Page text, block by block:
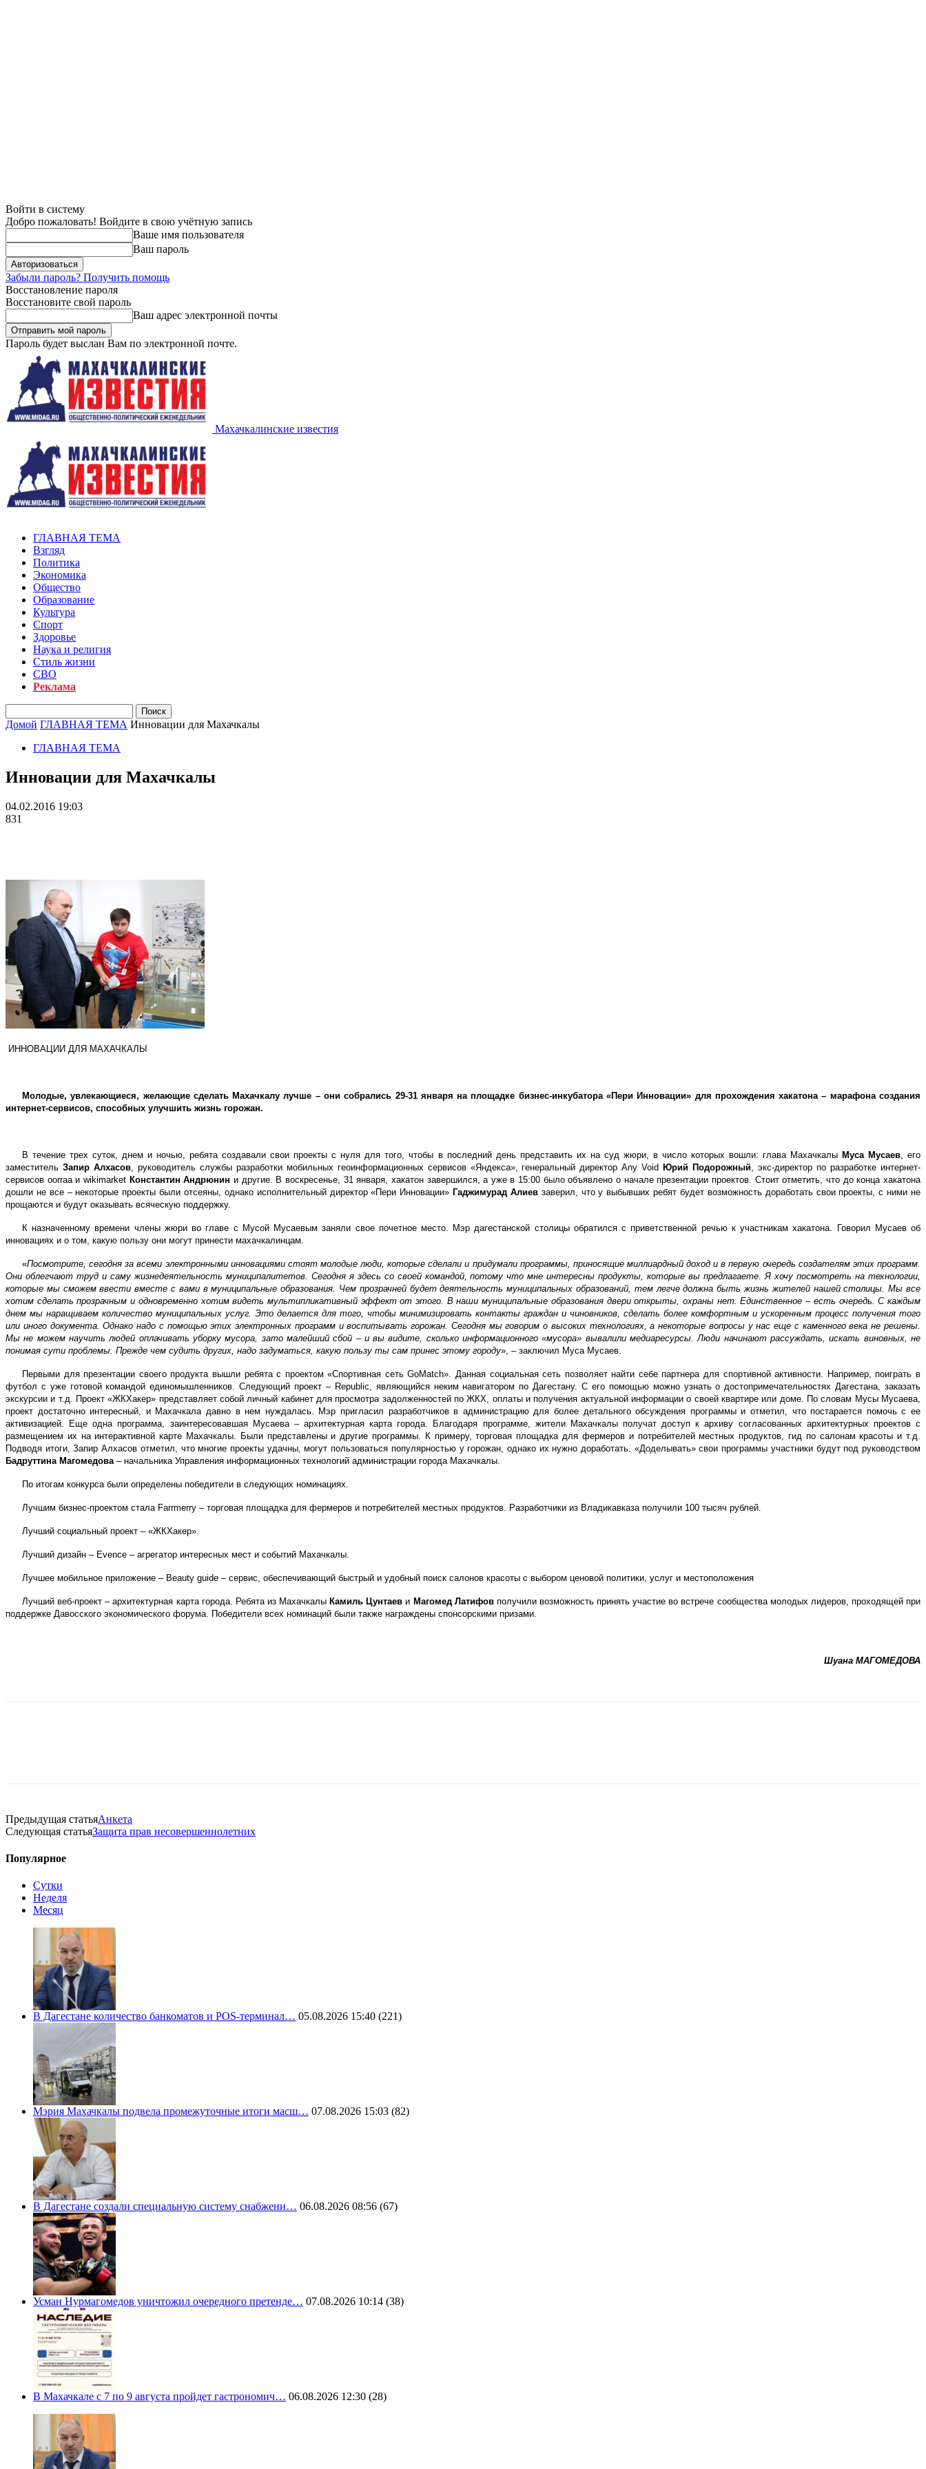
Войти в систему
Добро пожаловать! Войдите в свою учётную запись
Ваше имя пользователя
Ваш пароль
Забыли пароль? Получить помощь
Восстановление пароля
Восстановите свой пароль
Ваш адрес электронной почты
Пароль будет выслан Вам по электронной почте.
Махачкалинские известия
ГЛАВНАЯ ТЕМА
Взгляд
Политика
Экономика
Общество
Образование
Культура
Спорт
Здоровье
Наука и религия
Стиль жизни
СВО
Реклама
Домой ГЛАВНАЯ ТЕМА Инновации для Махачкалы
ГЛАВНАЯ ТЕМА
Инновации для Махачкалы
04.02.2016 19:03
831
ИННОВАЦИИ ДЛЯ МАХАЧКАЛЫ
Молодые, увлекающиеся, желающие сделать Махачкалу лучше – они собрались 29-31 января на площадке бизнес-инкубатора «Пери Инновации» для прохождения хакатона – марафона создания
интернет-сервисов, способных улучшить жизнь горожан.
В течение трех суток, днем и ночью, ребята создавали свои проекты с нуля для того, чтобы в последний день представить их на суд жюри, в число которых вошли: глава Махачкалы Муса Мусаев, его
заместитель Запир Алхасов, руководитель службы разработки мобильных геоинформационных сервисов «Яндекса», генеральный директор Any Void Юрий Подорожный , экс-директор по разработке интернет-
сервисов oorraa и wikimarket Константин Андрюнин и другие. В воскресенье, 31 января, хакатон завершился, а уже в 15:00 было объявлено о начале презентации проектов. Стоит отметить, что до конца хакатона
дошли не все – некоторые проекты были отсеяны, однако исполнительный директор «Пери Инновации» Гаджимурад Алиевзаверил, что у выбывших ребят будет возможность доработать свои проекты, с ними не
прощаются и будут оказывать всяческую поддержку.
К назначенному времени члены жюри во главе с Мусой Мусаевым заняли свое почетное место. Мэр дагестанской столицы обратился с приветственной речью к участникам хакатона. Говорил Мусаев об
инновациях и о том, какую пользу они могут принести махачкалинцам.
«Посмотрите, сегодня за всеми электронными инновациями стоят молодые люди, которые сделали и придумали программы, приносящие миллиардный доход и в первую очередь создателям этих программ.
Они облегчают труд и саму жизнедеятельность муниципалитетов. Сегодня я здесь со своей командой, потому что мне интересны продукты, которые вы предлагаете. Я хочу посмотреть на технологии,
которые мы сможем ввести вместе с вами в муниципальные образования. Чем прозрачней будет деятельность муниципальных образований, тем легче должна быть жизнь жителей нашей столицы. Мы все
хотим сделать прозрачным и одновременно хотим видеть мультипликативный эффект от этого. В наши муниципальные образования двери открыты, охраны нет. Единственное – есть очередь. С каждым
днем мы наращиваем количество муниципальных услуг. Это делается для того, чтобы минимизировать контакты граждан и чиновников, сделать более комфортным и ускоренным процесс получения того
или иного документа. Однако надо с помощью этих электронных программ и воспитывать горожан. Сегодня мы говорим о высоких технологиях, а некоторые вопросы у нас еще с каменного века не решены.
Мы не можем научить людей оплачивать уборку мусора, зато малейший сбой – и вы видите, сколько информационного «мусора» вывалили медиаресурсы. Люди начинают рассуждать, искать виновных, не
понимая сути проблемы. Прежде чем судить других, надо задуматься, какую пользу ты сам принес этому городу», – заключил Муса Мусаев.
Первыми для презентации своего продукта вышли ребята с проектом «Спортивная сеть GoMatch». Данная социальная сеть позволяет найти себе партнера для спортивной активности. Например, поиграть в
футбол с уже готовой командой единомышленников. Следующий проект – Republic, являющийся неким навигатором по Дагестану. С его помощью можно узнать о достопримечательностях Дагестана, заказать
экскурсии и т.д. Проект «ЖКХакер» представляет собой личный кабинет для просмотра задолженностей по ЖКХ, оплаты и получения актуальной информации о своей квартире или доме. По словам Мусы Мусаева,
проект достаточно интересный, и Махачкала давно в нем нуждалась. Мэр пригласил разработчиков в администрацию для более детального обсуждения программы и отметил, что постарается помочь с ее
активизацией. Еще одна программа, заинтересовавшая Мусаева – архитектурная карта города. Благодаря программе, жители Махачкалы получат доступ к архиву согласованных архитектурных проектов с
размещением их на интерактивной карте Махачкалы. Были представлены и другие программы. К примеру, торговая площадка для фермеров и потребителей местных продуктов, гид по салонам красоты и т.д.
Подводя итоги, Запир Алхасов отметил, что многие проекты удачны, могут пользоваться популярностью у горожан, однако их нужно доработать. «Доделывать» свои программы участники будут под руководством
Бадруттина Магомедова – начальника Управления информационных технологий администрации города Махачкалы.
По итогам конкурса были определены победители в следующих номинациях.
Лучшим бизнес-проектом стала Farrmerry – торговая площадка для фермеров и потребителей местных продуктов. Разработчики из Владикавказа получили 100 тысяч рублей.
Лучший социальный проект – «ЖКХакер».
Лучший дизайн – Evence – агрегатор интересных мест и событий Махачкалы.
Лучшее мобильное приложение – Beauty guide – сервис, обеспечивающий быстрый и удобный поиск салонов красоты с выбором ценовой политики, услуг и местоположения
Лучший веб-проект – архитектурная карта города. Ребята из Махачкалы Камиль Цунтаеви Магомед Латифов получили возможность принять участие во встрече сообщества молодых лидеров, проходящей при
поддержке Давосского экономического форума. Победители всех номинаций были также награждены спонсорскими призами.
Шуана МАГОМЕДОВА
Предыдущая статьяАнкета
Следующая статьяЗащита прав несовершеннолетних
Популярное
Сутки
Неделя
Месяц
В Дагестане количество банкоматов и POS-терминал… 05.08.2026 15:40 (221)
Мэрия Махачкалы подвела промежуточные итоги масш… 07.08.2026 15:03 (82)
В Дагестане создали специальную систему снабжени… 06.08.2026 08:56 (67)
Усман Нурмагомедов уничтожил очередного претенде… 07.08.2026 10:14 (38)
В Махачкале с 7 по 9 августа пройдет гастрономич… 06.08.2026 12:30 (28)